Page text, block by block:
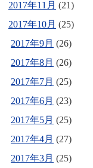
2017年11月 (21)
2017年10月 (25)
2017年9月 (26)
2017年8月 (26)
2017年7月 (25)
2017年6月 (23)
2017年5月 (25)
2017年4月 (27)
2017年3月 (25)